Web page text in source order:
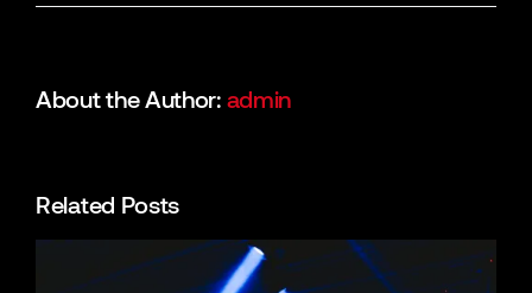
Discoteca
About the Author: admin
Related Posts